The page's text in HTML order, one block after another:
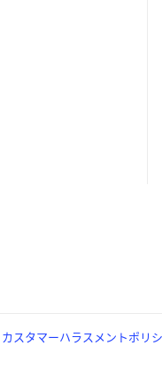
カスタマーハラスメントポリ